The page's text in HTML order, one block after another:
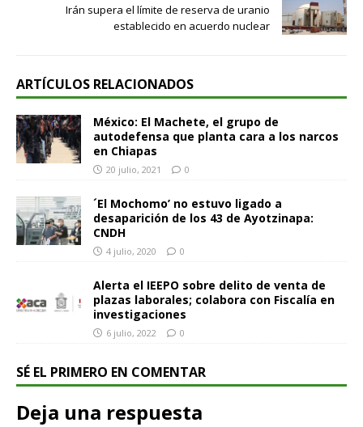
Irán supera el límite de reserva de uranio
establecido en acuerdo nuclear
ARTÍCULOS RELACIONADOS
México: El Machete, el grupo de
autodefensa que planta cara a los narcos
en Chiapas
20 julio, 2021 0
´El Mochomo’ no estuvo ligado a
desaparición de los 43 de Ayotzinapa:
CNDH
4 julio, 2020 0
Alerta el IEEPO sobre delito de venta de
plazas laborales; colabora con Fiscalía en
investigaciones
6 julio, 2022 0
SÉ EL PRIMERO EN COMENTAR
Deja una respuesta